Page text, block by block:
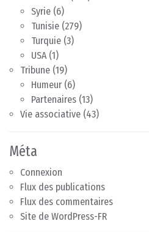
Syrie (6)
Tunisie (279)
Turquie (3)
USA(1)
Tribune (19)
Humeur (6)
Partenaires (13)
Vie associative (43)
Méta
Connexion
Flux des publications
Flux des commentaires
Site de WordPress-FR